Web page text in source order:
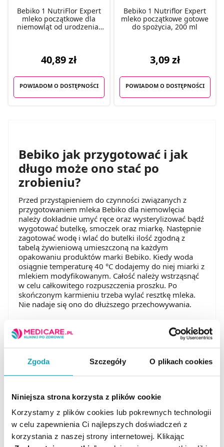
Zgoda Szczegóły O plikach cookies
Niniejsza strona korzysta z plików cookie
Korzystamy z plików cookies lub pokrewnych technologii
w celu zapewnienia Ci najlepszych doświadczeń z
korzystania z naszej strony internetowej. Klikając
Bebiko 1 NutriFlor Expert
mleko początkowe dla
niemowląt od urodzenia,
40,89 zł
POWIADOM O DOSTĘPNOŚCI
Bebiko 1 Nutriflor Expert
mleko początkowe gotowe
do spożycia, 200 ml
3,09 zł
POWIADOM O DOSTĘPNOŚCI
Bebiko jak przygotować i jak
długo może ono stać po
zrobieniu?
Przed przystąpieniem do czynności związanych z
przygotowaniem mleka Bebiko dla niemowlęcia
należy dokładnie umyć ręce oraz wysterylizować bądź
wygotować butelkę, smoczek oraz miarkę. Następnie
zagotować wodę i wlać do butelki ilość zgodną z
tabelą żywieniową umieszczoną na każdym
opakowaniu produktów marki Bebiko. Kiedy woda
osiągnie temperaturę 40 °C dodajemy do niej miarki z
mlekiem modyfikowanym. Całość należy wstrząsnąć
w celu całkowitego rozpuszczenia proszku. Po
skończonym karmieniu trzeba wylać resztkę mleka.
Nie nadaje się ono do dłuższego przechowywania.
Bebiko jak podawać?
Żywienie dziecka w pierwszych miesiącach życia
powinno być dostosowane do jego potrzeb. Maluch
ma dostawać porcję mleka „na żądanie”. Tabele
żywieniowe na etykietach produktów marki Bebiko
być karmione częściej, drugie rzadziej, ale większymi
porcjami. Wskaźnikiem odpowiedniego żywienia jest
przyrost wagi niemowlęcia. Parametr ten powinien
być sprawdzany przez pediatrę odpowiednio często.